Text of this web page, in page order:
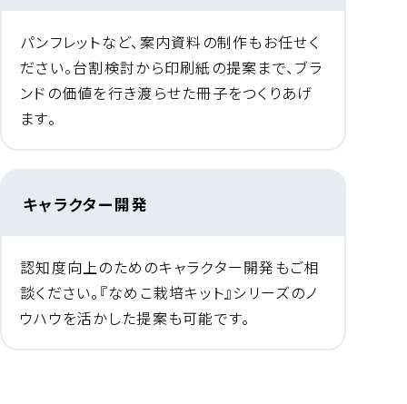
パンフレットなど、案内資料の制作もお任せく
ださい。台割検討から印刷紙の提案まで、ブラ
ンドの価値を行き渡らせた冊子をつくりあげ
ます。
キャラクター開発
認知度向上のためのキャラクター開発もご相
談ください。『なめこ栽培キット』シリーズのノ
ウハウを活かした提案も可能です。